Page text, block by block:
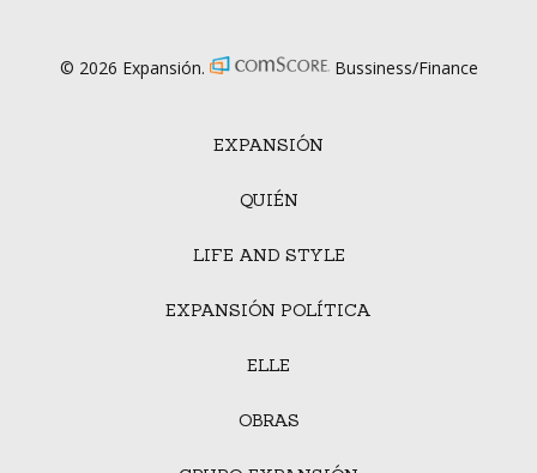
EXPANSIÓN
QUIÉN
LIFE AND STYLE
EXPANSIÓN POLÍTICA
ELLE
OBRAS
© 2026 Expansión. Bussiness/Finance